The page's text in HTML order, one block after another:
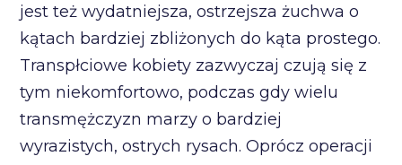
jest też wydatniejsza, ostrzejsza żuchwa o
kątach bardziej zbliżonych do kąta prostego.
Transpłciowe kobiety zazwyczaj czują się z
tym niekomfortowo, podczas gdy wielu
transmężczyzn marzy o bardziej
wyrazistych, ostrych rysach. Oprócz operacji